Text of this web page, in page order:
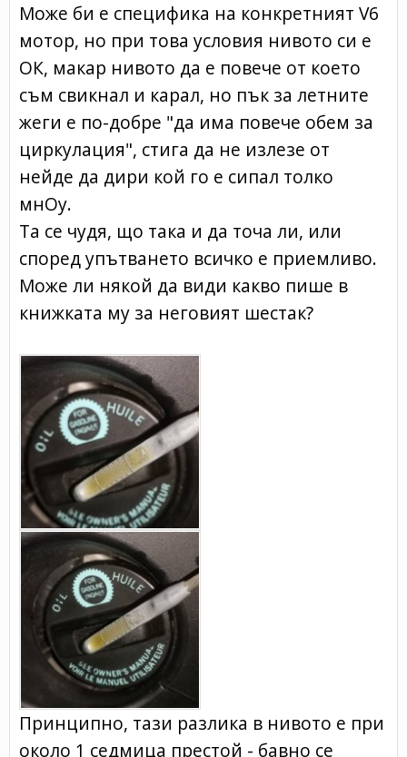
Може би е специфика на конкретният V6
мотор, но при това условия нивото си е
ОК, макар нивото да е повече от което
съм свикнал и карал, но пък за летните
жеги е по-добре "да има повече обем за
циркулация", стига да не излезе от
нейде да дири кой го е сипал толко
мнОу.
Та се чудя, що така и да точа ли, или
според упътването всичко е приемливо.
Може ли някой да види какво пише в
книжката му за неговият шестак?
Принципно, тази разлика в нивото е при
около 1 седмица престой - бавно се